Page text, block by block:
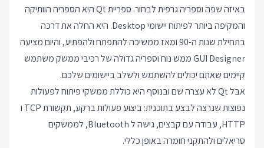
באיזה שפה וספריה גרפית לבחור. ספריית Qt היא הספריה הוותיקה
והמקיפה ביותר לפיתוח יישומי Desktop. היא החלה את דרכה
בתחילת שנות ה-90 ומאז ממשיכה להתפתח ולהפתיע, והיום מציעה
GUI Designer ממש נוח וספריה גדולה של רכיבי ממשק משתמש
קיימים שאתם יכולים להשתמש ולשלב ביישומים שלכם.
אבל Qt לא עצרה שם ובנוסף היא כוללת ממשקי פיתוח לפעולות
נפוצות שנרצה לבצע בתוכנית: ביצוע פעולות ברקע, תקשורת TCP ו
HTTP, עבודה עם קבצים, גישה ל Bluetooth, לממשקים
סריאלים ולהתקני חומרה באופן כללי.